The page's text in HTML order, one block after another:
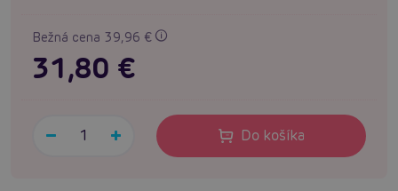
Bežná cena 39,96 €
31,80 €
Do košíka